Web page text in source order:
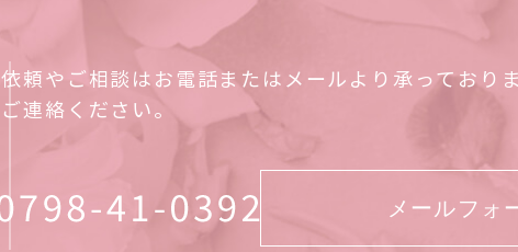
頼やご相談はお電話またはメールより承っており
連絡ください。
メールフォ